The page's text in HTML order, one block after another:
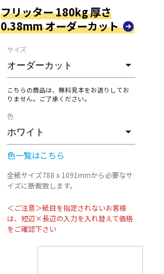
フリッター 180kg 厚さ
0.38mm オーダーカット
サイズ
こちらの商品は、無料見本をお送りしてお
りません。ご了承ください。
色
色一覧はこちら
全紙サイズ788 x 1091mmから必要なサ
イズに断裁致します。
＜ご注意＞紙目を指定されないお客様
は、短辺×長辺の入力を入れ替えて価格
をご確認下さい